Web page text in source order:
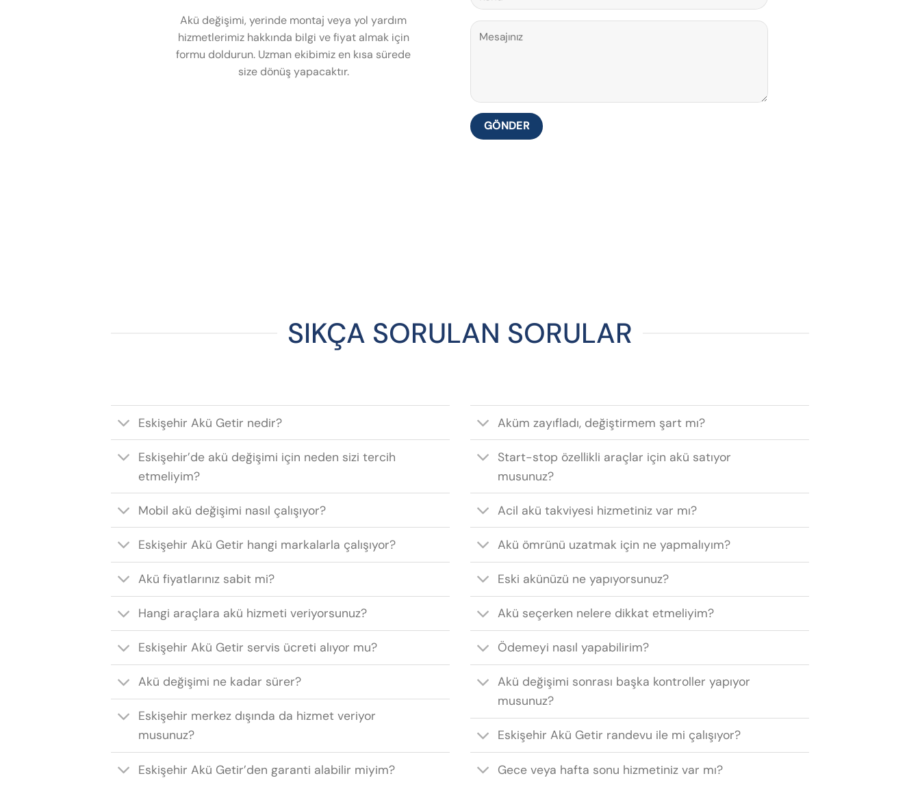
Akü değişimi, yerinde montaj veya yol yardım
hizmetlerimiz hakkında bilgi ve fiyat almak için
formu doldurun. Uzman ekibimiz en kısa sürede
size dönüş yapacaktır.
SIKÇA SORULAN SORULAR
Eskişehir Akü Getir nedir?
Eskişehir’de akü değişimi için neden sizi tercih
etmeliyim?
Mobil akü değişimi nasıl çalışıyor?
Eskişehir Akü Getir hangi markalarla çalışıyor?
Akü fiyatlarınız sabit mi?
Hangi araçlara akü hizmeti veriyorsunuz?
Eskişehir Akü Getir servis ücreti alıyor mu?
Akü değişimi ne kadar sürer?
Eskişehir merkez dışında da hizmet veriyor
musunuz?
Eskişehir Akü Getir’den garanti alabilir miyim?
Aküm zayıfladı, değiştirmem şart mı?
Start-stop özellikli araçlar için akü satıyor
musunuz?
Acil akü takviyesi hizmetiniz var mı?
Akü ömrünü uzatmak için ne yapmalıyım?
Eski akünüzü ne yapıyorsunuz?
Akü seçerken nelere dikkat etmeliyim?
Ödemeyi nasıl yapabilirim?
Akü değişimi sonrası başka kontroller yapıyor
musunuz?
Eskişehir Akü Getir randevu ile mi çalışıyor?
Gece veya hafta sonu hizmetiniz var mı?